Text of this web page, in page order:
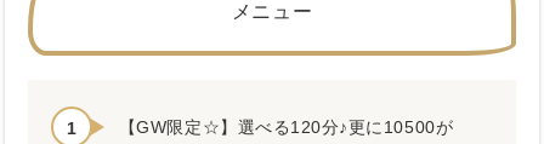
メニュー
【GW限定☆】選べる120分♪更に10500が